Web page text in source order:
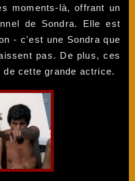
moments-là, offrant un
de Sondra. Elle est
- c'est une Sondra que
pas. De plus, ces
cette grande actrice.